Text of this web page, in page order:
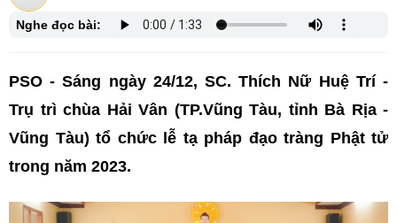
Nghe đọc bài:
PSO - Sáng ngày 24/12, SC. Thích Nữ Huệ Trí -
Trụ trì chùa Hải Vân (TP.Vũng Tàu, tỉnh Bà Rịa -
Vũng Tàu) tổ chức lễ tạ pháp đạo tràng Phật tử
trong năm 2023.